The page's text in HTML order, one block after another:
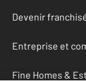
Devenir
Entreprise et
Fine Homes &